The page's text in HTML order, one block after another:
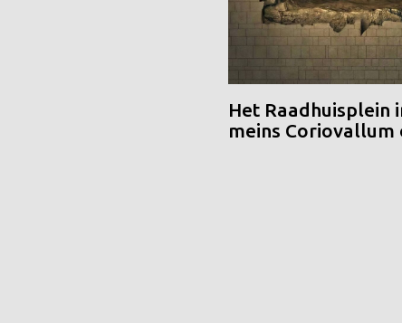
Het Raadhuisplein
meins